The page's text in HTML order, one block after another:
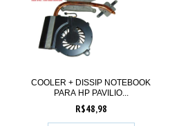
COOLER + DISSIP NOTEBOOK
PARA HP PAVILIO...
R$48,98